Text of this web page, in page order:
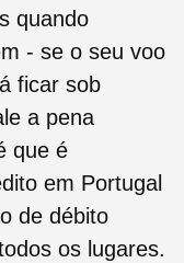
quando
- se o seu voo
ficar sob
a pena
que é
em Portugal
de débito
os lugares.